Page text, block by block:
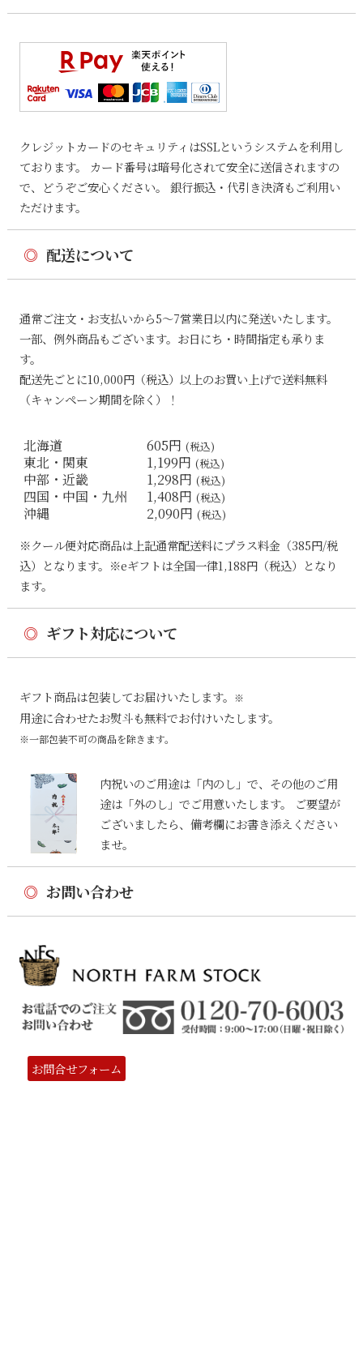
クレジットカードのセキュリティはSSLというシステムを利用し
ております。 カード番号は暗号化されて安全に送信されますの
で、どうぞご安心ください。 銀行振込・代引き決済もご利用い
ただけます。
◎ 配送について
通常ご注文・お支払いから5〜7営業日以内に発送いたします。
一部、例外商品もございます。お日にち・時間指定も承りま
す。
配送先ごとに10,000円（税込）以上のお買い上げで送料無料
（キャンペーン期間を除く）！
北海道 605円 (税込)
東北・関東 1,199円 (税込)
中部・近畿 1,298円 (税込)
四国・中国・九州 1,408円 (税込)
沖縄 2,090円 (税込)
※クール便対応商品は上記通常配送料にプラス料金（385円/税
込）となります。※eギフトは全国一律1,188円（税込）となり
ます。
◎ ギフト対応について
ギフト商品は包装してお届けいたします。 ※
用途に合わせたお熨斗も無料でお付けいたします。
※一部包装不可の商品を除きます。
内祝いのご用途は「内のし」で、その他のご用
途は「外のし」でご用意いたします。 ご要望が
ございましたら、備考欄にお書き添えください
ませ。
◎ お問い合わせ
お問合せフォーム